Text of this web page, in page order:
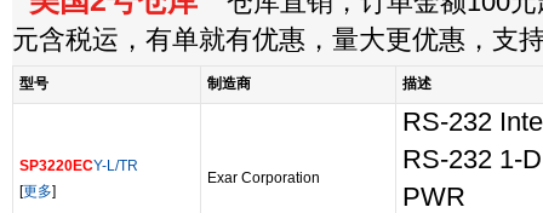
元含税运，有单就有优惠，量大更优惠，支
型号 制造商 描述
SP3220ECY-L/TR
[更多]
Exar Corporation
RS-232
RS-232 1-
PWR